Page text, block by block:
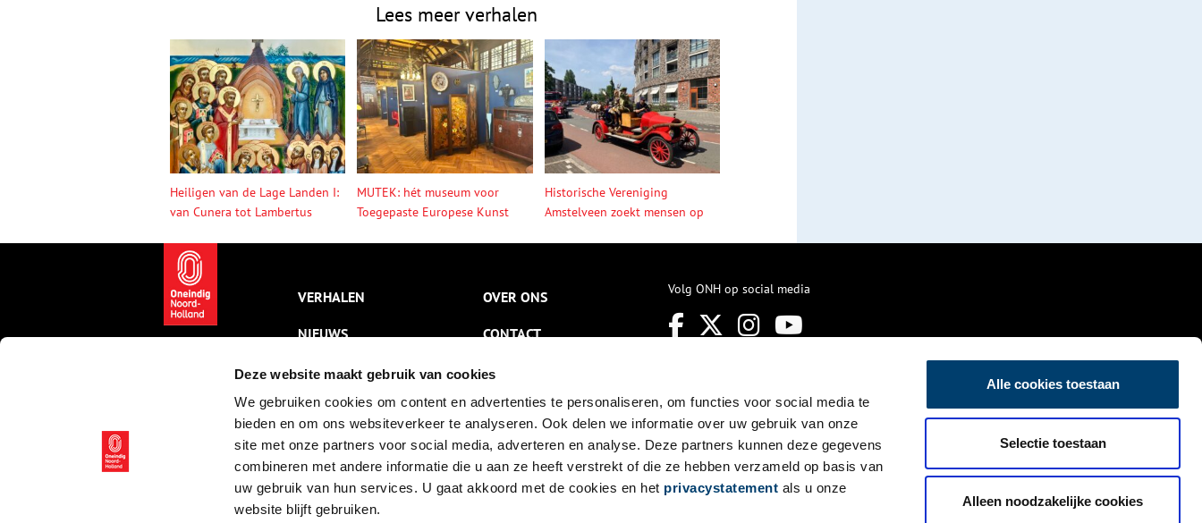
Deze website maakt gebruik van cookies
We gebruiken cookies om content en advertenties te personaliseren, om functies voor social media te
bieden en om ons websiteverkeer te analyseren. Ook delen we informatie over uw gebruik van onze
site met onze partners voor social media, adverteren en analyse. Deze partners kunnen deze gegevens
combineren met andere informatie die u aan ze heeft verstrekt of die ze hebben verzameld op basis van
uw gebruik van hun services. U gaat akkoord met de cookies en het privacystatement als u onze
website blijft gebruiken.
Alle cookies toestaan
Selectie toestaan
Alleen noodzakelijke cookies
Lees meer verhalen
Heiligen van de Lage Landen I:
van Cunera tot Lambertus
MUTEK: hét museum voor
Toegepaste Europese Kunst
Historische Vereniging
Amstelveen zoekt mensen op
VERHALEN
NIEUWS
KALENDER
THEMA’S
ACTIVITEITEN
VIDEO’S
OVER ONS
CONTACT
NIEUWSBRIEF
DISCLAIMER
PRIVACY
TOEGANKELIJKHEID
Volg ONH op social media